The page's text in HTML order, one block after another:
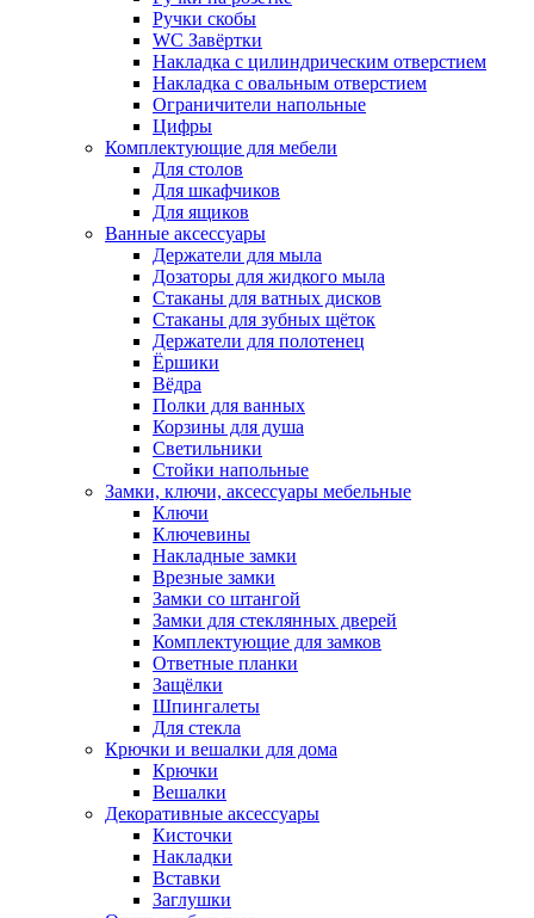
Ручки скобы
WC Завёртки
Накладка с цилиндрическим отверстием
Накладка с овальным отверстием
Ограничители напольные
Цифры
Комплектующие для мебели
Для столов
Для шкафчиков
Для ящиков
Ванные аксессуары
Держатели для мыла
Дозаторы для жидкого мыла
Стаканы для ватных дисков
Стаканы для зубных щёток
Держатели для полотенец
Ёршики
Вёдра
Полки для ванных
Корзины для душа
Светильники
Стойки напольные
Замки, ключи, аксессуары мебельные
Ключи
Ключевины
Накладные замки
Врезные замки
Замки со штангой
Замки для стеклянных дверей
Комплектующие для замков
Ответные планки
Защёлки
Шпингалеты
Для стекла
Крючки и вешалки для дома
Крючки
Вешалки
Декоративные аксессуары
Кисточки
Накладки
Вставки
Заглушки